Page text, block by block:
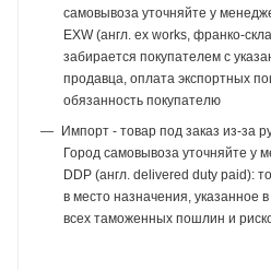
самовывоза уточняйте у
EXW (англ. ex works, франко-
забирается покупателем с
продавца, оплата экспортных
обязанность покупателю
Импорт - товар под заказ из-за
Город самовывоза уточняйте у
DDP (англ. delivered duty paid):
в место назначения, указанное
всех таможенных пошлин и